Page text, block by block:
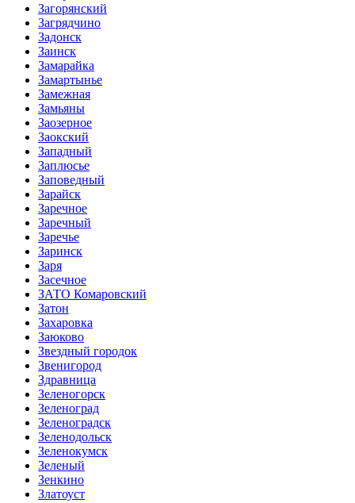
Загорянский
Загрядчино
Задонск
Заинск
Замарайка
Замартынье
Замежная
Замьяны
Заозерное
Заокский
Западный
Заплюсье
Заповедный
Зарайск
Заречное
Заречный
Заречье
Заринск
Заря
Засечное
ЗАТО Комаровский
Затон
Захаровка
Заюково
Звездный городок
Звенигород
Здравница
Зеленогорск
Зеленоград
Зеленоградск
Зеленодольск
Зеленокумск
Зеленый
Зенкино
Златоуст